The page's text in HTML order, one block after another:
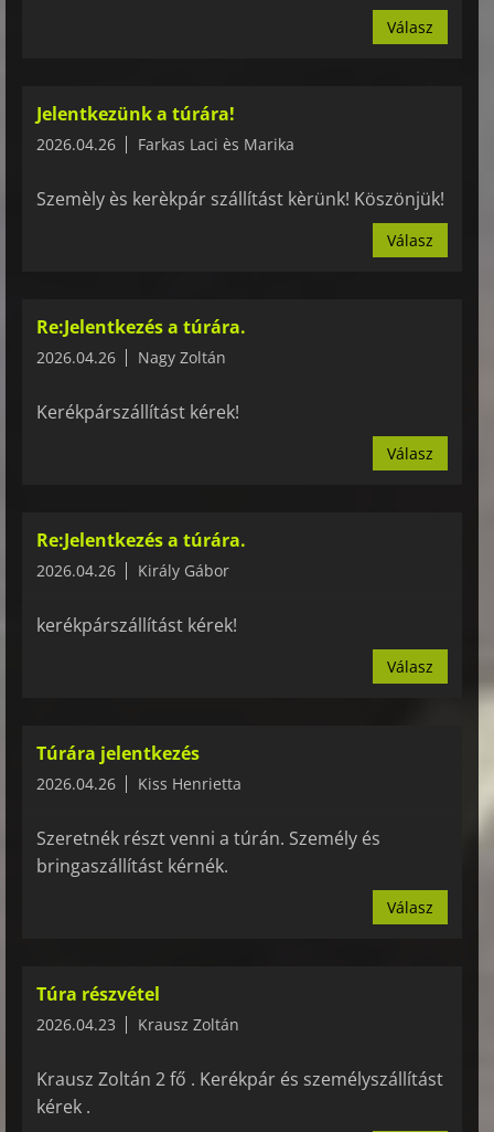
Válasz
Jelentkezünk a túrára!
2026.04.26 Farkas Laci ès Marika
Szemèly ès kerèkpár szállítást kèrünk! Köszönjük!
Válasz
Re:Jelentkezés a túrára.
2026.04.26 Nagy Zoltán
Kerékpárszállítást kérek!
Válasz
Re:Jelentkezés a túrára.
2026.04.26 Király Gábor
kerékpárszállítást kérek!
Válasz
Túrára jelentkezés
2026.04.26 Kiss Henrietta
Szeretnék részt venni a túrán. Személy és
bringaszállítást kérnék.
Válasz
Túra részvétel
2026.04.23 Krausz Zoltán
Krausz Zoltán 2 fő . Kerékpár és személyszállítást
kérek .